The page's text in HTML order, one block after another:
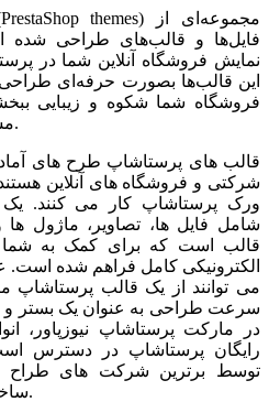
فایل‌ها و قالب‌های طراحی
نمایش فروشگاه آنلاین شما در
این قالب‌ها بصورت حرفه‌ای
فروشگاه شما شکوه و زیبایی
مشتریانتان را بهبود بخشند.
قالب های پرستاشاپ طرح های
شرکتی و فروشگاه های آنلاین
ورک پرستاشاپ کار می کنند. یک
شامل فایل ها، تصاویر، ماژول
قالب است که برای کمک به شما
الکترونیکی کامل فراهم شده است.
می توانند از یک قالب
سرعت طراحی به عنوان یک بستر و
در مارکت پرستاشاپ نیوزپاور،
رایگان پرستاشاپ در دسترس
توسط برترین شرکت های
ساخته و توسعه پیدا کرده اند.